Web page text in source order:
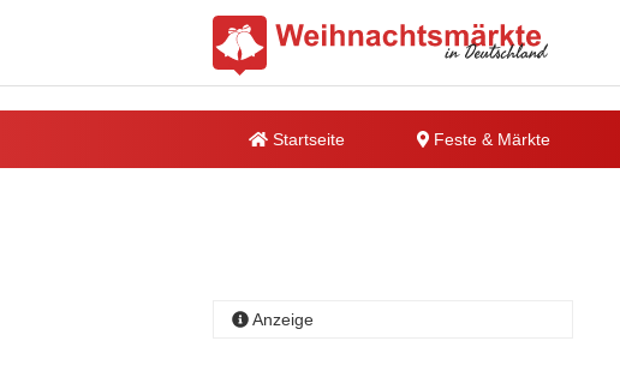
Startseite Feste & Märkte
Anzeige